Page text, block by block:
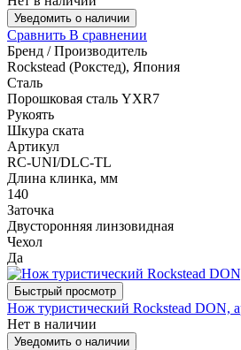
Уведомить о наличии
Сравнить В сравнении
Бренд / Производитель
Rockstead (Рокстед), Япония
Сталь
Порошковая сталь YXR7
Рукоять
Шкура ската
Артикул
RC-UNI/DLC-TL
Длина клинка, мм
140
Заточка
Двусторонняя линзовидная
Чехол
Да
Быстрый просмотр
Нож туристический Rockstead DON,
Нет в наличии
Уведомить о наличии